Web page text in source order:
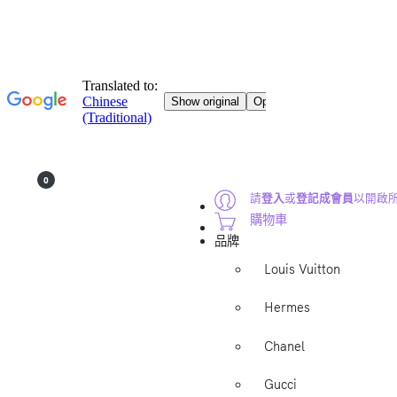
請登入或登記成會員以開啟
0
購物車
品牌
Louis Vuitton
Hermes
Chanel
Gucci